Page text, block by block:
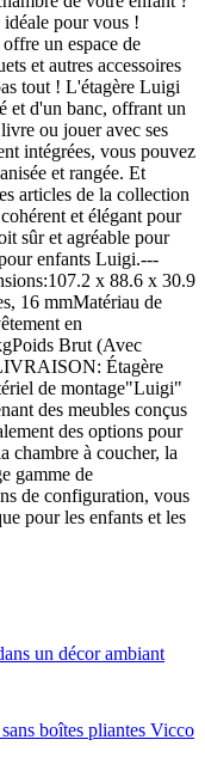
pour vous !
un espace de
et autres accessoires
tout ! L'étagère Luigi
et d'un banc, offrant un
ou jouer avec ses
intégrées, vous pouvez
et rangée. Et
articles de la collection
et élégant pour
sûr et agréable pour
enfants Luigi.---
x 88.6 x 30.9
16 mmMatériau de
en
Brut (Avec
Étagère
de montage"Luigi"
des meubles conçus
des options pour
chambre à coucher, la
gamme de
de configuration, vous
pour les enfants et les
boîtes pliantes Vicco